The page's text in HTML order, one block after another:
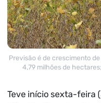
Previsão é de crescimento
4,79 milhões de
Teve início sexta-feira